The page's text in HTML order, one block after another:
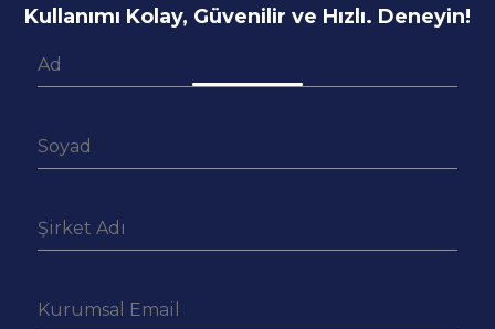
Kullanımı Kolay, Güvenilir ve Hızlı. Deneyin!